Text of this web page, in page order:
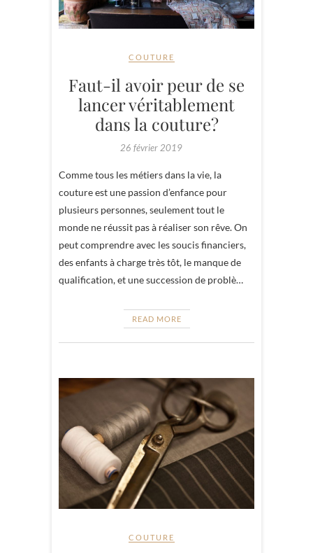
COUTURE
Faut-il avoir peur de se
lancer véritablement
dans la couture?
26 février 2019
Comme tous les métiers dans la vie, la
couture est une passion d’enfance pour
plusieurs personnes, seulement tout le
monde ne réussit pas à réaliser son rêve. On
peut comprendre avec les soucis financiers,
des enfants à charge très tôt, le manque de
qualification, et une succession de problè…
READ MORE
COUTURE